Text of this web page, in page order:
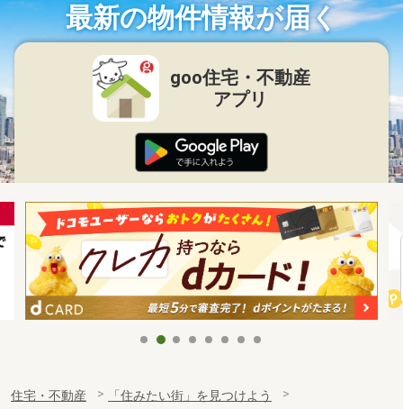
最新の物件情報が届く
goo住宅・不動産
アプリ
住宅・不動産
「住みたい街」を見つけよう